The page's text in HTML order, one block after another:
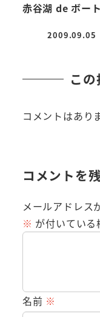
赤谷湖 de ボート
投稿日
2009.09.05
こ
コメントはあり
コメントを
メールアドレス
※ が付いてい
名前 ※